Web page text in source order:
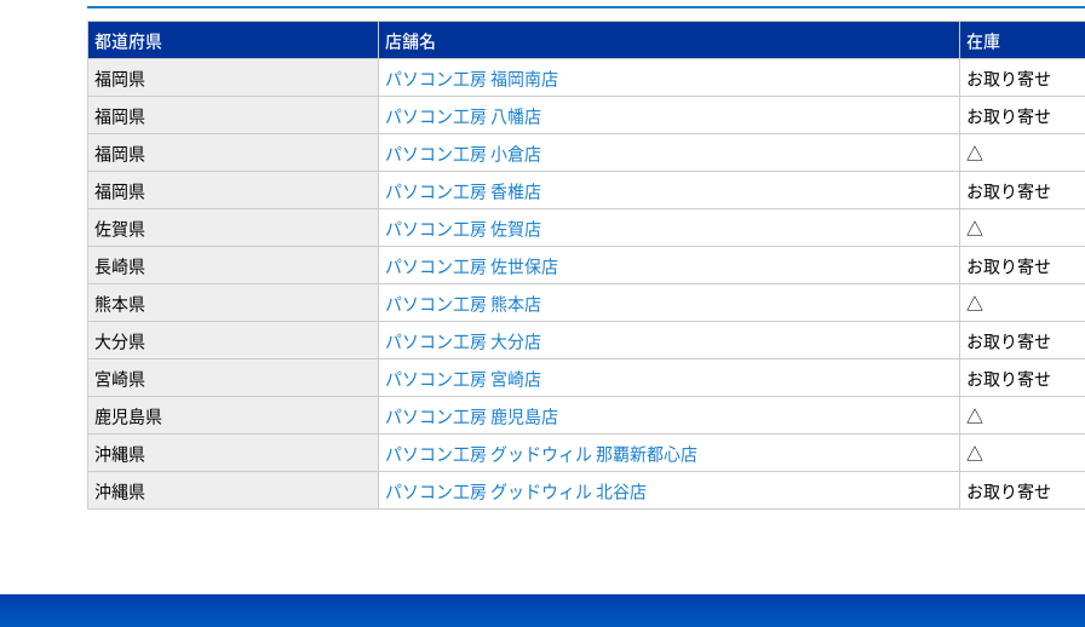
都道府県 店舗名
在庫
福岡県
パソコン工房 福岡南店
お取り寄せ
福岡県
パソコン工房 八幡店
お取り寄せ
福岡県
パソコン工房 小倉店
△
福岡県
パソコン工房 香椎店
お取り寄せ
佐賀県
パソコン工房 佐賀店
△
長崎県
パソコン工房 佐世保店
お取り寄せ
熊本県
パソコン工房 熊本店
△
大分県
パソコン工房 大分店
お取り寄せ
宮崎県
パソコン工房 宮崎店
お取り寄せ
鹿児島県
パソコン工房 鹿児島店
△
沖縄県
パソコン工房 グッドウィル 那覇新都心店
△
沖縄県
パソコン工房 グッドウィル 北谷店 お取り寄せ